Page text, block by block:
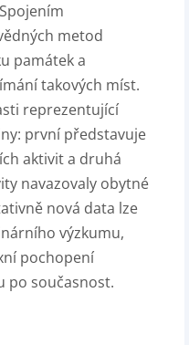
metod
památek a
takových míst.
reprezentující
první představuje
aktivit a druhá
navazovaly obytné
nová data lze
výzkumu,
pochopení
po současnost.